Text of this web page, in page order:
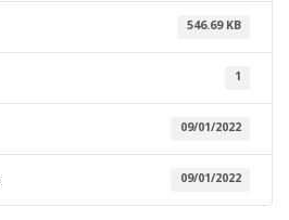
546.69 KB
1
09/01/2022
09/01/2022